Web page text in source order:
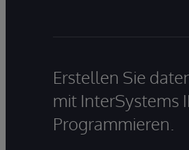
Erstellen Sie
mit InterSystems
Programmieren.